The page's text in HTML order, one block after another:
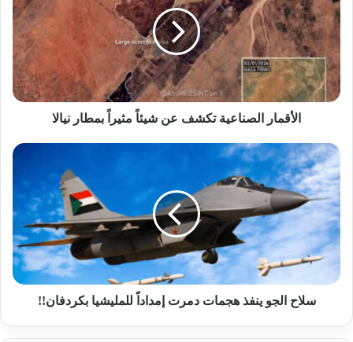
عن
شيئاً
مثيراً
بمطار
نيالا
الأقمار الصناعية تكشف عن شيئاً مثيراً بمطار نيالا
سلاح
الجو
ينفذ
هجمات
دمرت
إمداداً
للمليشيا
بكردفان!!
سلاح الجو ينفذ هجمات دمرت إمداداً للمليشيا بكردفان!!